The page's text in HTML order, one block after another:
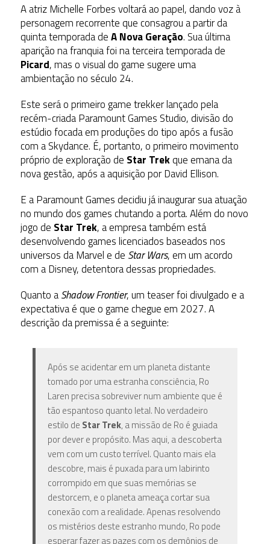
A atriz Michelle Forbes voltará ao papel, dando voz à
personagem recorrente que consagrou a partir da
quinta temporada deA Nova Geração. Sua última
aparição na franquia foi na terceira temporada de
Picard, mas o visual do game sugere uma
ambientação no século 24.
Este será o primeiro game trekker lançado pela
recém-criada Paramount Games Studio, divisão do
estúdio focada em produções do tipo após a fusão
com a Skydance. É, portanto, o primeiro movimento
próprio de exploração de Star Trekque emana da
nova gestão, após a aquisição por David Ellison.
E a Paramount Games decidiu já inaugurar sua atuação
no mundo dos games chutando a porta. Além do novo
jogo de Star Trek, a empresa também está
desenvolvendo games licenciados baseados nos
universos da Marvel e de Star Wars, em um acordo
com a Disney, detentora dessas propriedades.
Quanto aShadow Frontier, um teaser foi divulgado e a
expectativa é que o game chegue em 2027. A
descrição da premissa é a seguinte:
Após se acidentar em um planeta distante
tomado por uma estranha consciência, Ro
Laren precisa sobreviver num ambiente que é
tão espantoso quanto letal. No verdadeiro
estilo de Star Trek, a missão de Ro é guiada
por dever e propósito. Mas aqui, a descoberta
vem com um custo terrível. Quanto mais ela
descobre, mais é puxada para um labirinto
corrompido em que suas memórias se
destorcem, e o planeta ameaça cortar sua
conexão com a realidade. Apenas resolvendo
os mistérios deste estranho mundo, Ro pode
esperar fazer as pazes com os demônios de